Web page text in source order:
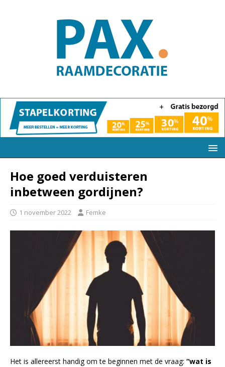
Hoe goed verduisteren
inbetween gordijnen?
1 november 2022 Femke
Het is allereerst handig om te beginnen met de vraag: “wat is